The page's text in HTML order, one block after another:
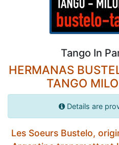
Tango In
HERMANAS
TANGO
Details are
Les Soeurs Bustelo,